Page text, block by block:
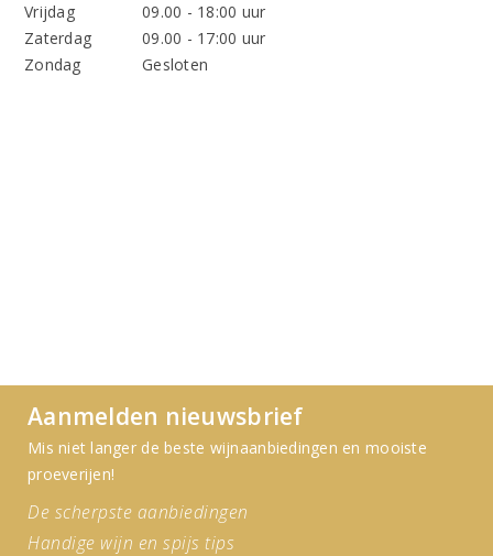
Vrijdag
09.00 - 18:00 uur
Zaterdag
09.00 - 17:00 uur
Zondag
Gesloten
Aanmelden nieuwsbrief
Mis niet langer de beste wijnaanbiedingen en mooiste
proeverijen!
De scherpste aanbiedingen
Handige wijn en spijs tips